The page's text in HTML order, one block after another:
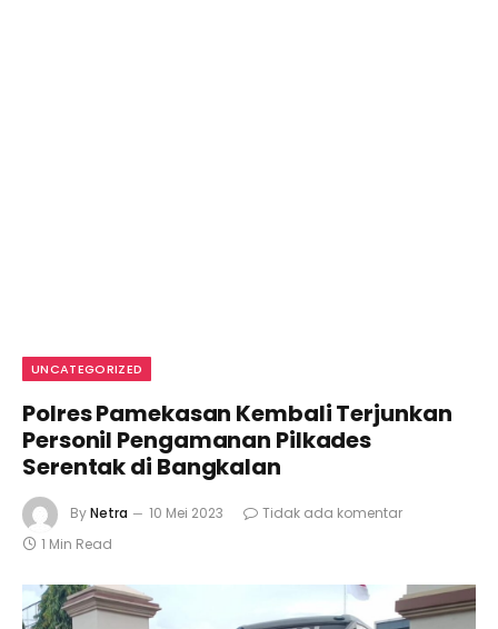
UNCATEGORIZED
Polres Pamekasan Kembali Terjunkan
Personil Pengamanan Pilkades
Serentak di Bangkalan
ByNetra 10 Mei 2023
Tidak ada komentar
1 Min Read